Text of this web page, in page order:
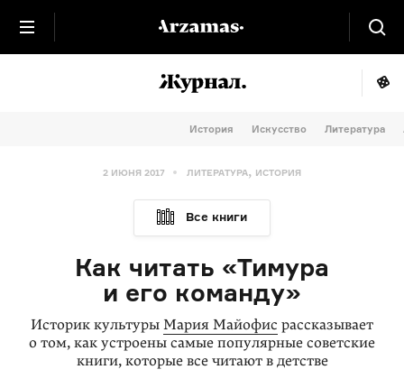
История Искусство Литература
2 ИЮНЯ 2017 ЛИТЕРАТУРА, ИСТОРИЯ
Все книги
Как читать «Тимура
и его команду»
Историк культуры Мария Майофис рассказывает
о том, как устроены самые популярные советские
книги, которые все читают в детстве